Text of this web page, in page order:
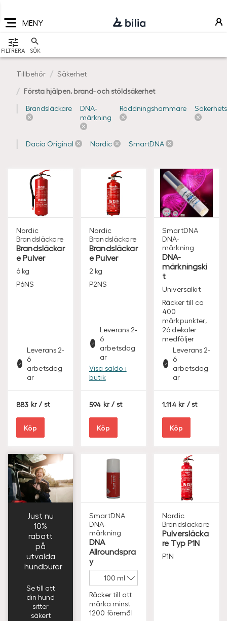
huvudmeny
innehåll
sidfot MENY
VISA
FILTRERA SÖK
Tillbehör
Säkerhet
Första hjälpen, brand- och stöldsäkerhet
Brandsläckare
DNA-
märkning
Räddningshammare
Dacia Original Nordic SmartDNA
Nordic
Brandsläckare
Brandsläckar
e Pulver
6 kg
P6NS
Leverans 2-
6
arbetsdag
ar
883 S / st
Köp
Nordic
Brandsläckare
Brandsläckar
e Pulver
2 kg
P2NS
Leverans 2-
6
arbetsdag
ar
Visa saldo i
butik
594 S / st
Köp
SmartDNA
DNA-
märkning
DNA-
märkningski
t
Universalkit
Räcker till ca
400
märkpunkter,
26 dekaler
medföljer
Leverans 2-
6
arbetsdag
ar
1.114 S / st
Köp
Just nu
10%
rabatt
på
utvalda
hundburar
Se till att
din hund
sitter
säkert
SmartDNA
DNA-
märkning
DNA
Allroundspra
y
Räcker till att
märka minst
1200 föremål
Nordic
Brandsläckare
Pulversläcka
re Typ P1N
P1N